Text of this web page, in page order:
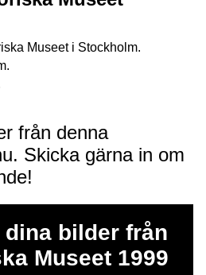
Museet i Stockholm.
från denna
Skicka gärna in om
dina bilder från
Museet 1999